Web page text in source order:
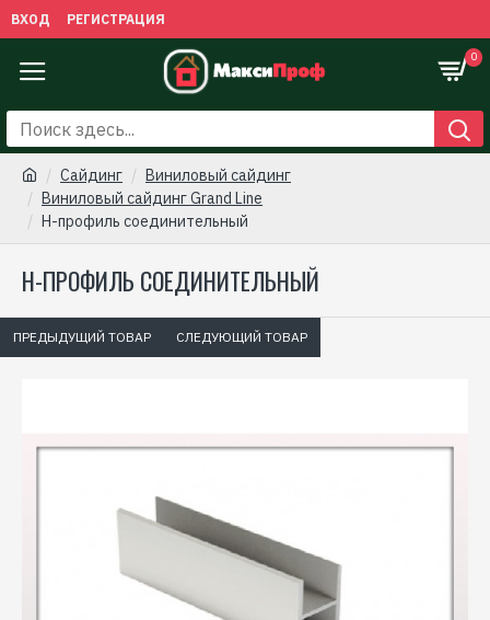
ВХОД РЕГИСТРАЦИЯ
0
Сайдинг
Виниловый сайдинг
Виниловый сайдинг Grand Line
Н-профиль соединительный
Н-ПРОФИЛЬ СОЕДИНИТЕЛЬНЫЙ
ПРЕДЫДУЩИЙ ТОВАР СЛЕДУЮЩИЙ ТОВАР